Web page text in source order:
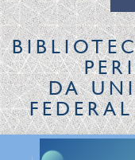
DA